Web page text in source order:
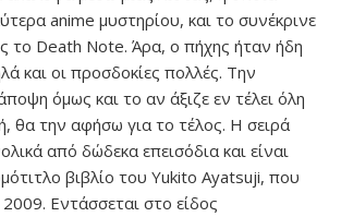
anime μυστηρίου, και το συνέκρινε
το Death Note. Άρα, ο πήχης ήταν ήδη
και οι προσδοκίες πολλές. Την
όμως και το αν άξιζε εν τέλει όλη
θα την αφήσω για το τέλος. Η σειρά
από δώδεκα επεισόδια και είναι
βιβλίο του Yukito Ayatsuji, που
Εντάσσεται στο είδος